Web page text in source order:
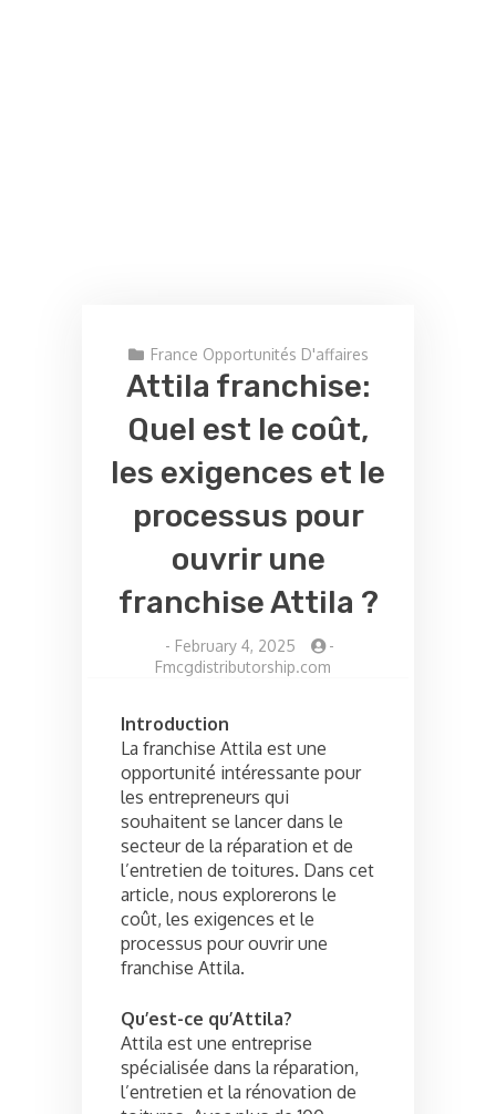
France Opportunités D'affaires
Attila franchise:
Quel est le coût,
les exigences et le
processus pour
ouvrir une
franchise Attila ?
- February 4, 2025
-
Fmcgdistributorship.com
Introduction
La franchise Attila est une
opportunité intéressante pour
les entrepreneurs qui
souhaitent se lancer dans le
secteur de la réparation et de
l’entretien de toitures. Dans cet
article, nous explorerons le
coût, les exigences et le
processus pour ouvrir une
franchise Attila.
Qu’est-ce qu’Attila?
Attila est une entreprise
spécialisée dans la réparation,
l’entretien et la rénovation de